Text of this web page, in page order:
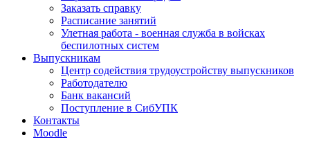
Заказать справку
Расписание занятий
Улетная работа - военная служба в войсках
беспилотных систем
Выпускникам
Центр содействия трудоустройству выпускников
Работодателю
Банк вакансий
Поступление в СибУПК
Контакты
Moodle